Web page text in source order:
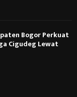
Bogor Perkuat
Cigudeg Lewat